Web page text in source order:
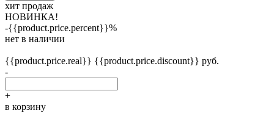
хит продаж
НОВИНКА!
-{{product.price.percent}}%
нет в наличии
{{product.price.real}} {{product.price.discount}} руб.
-
+
в корзину